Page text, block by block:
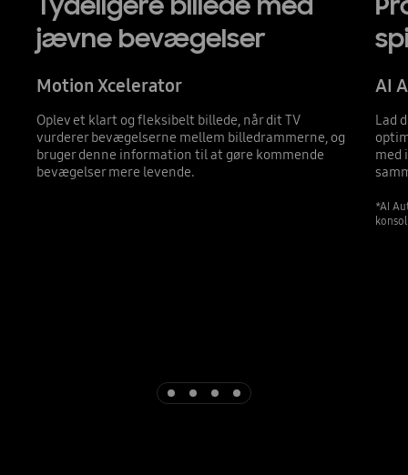
jævne bevægelser
Motion Xcelerator
Oplev et klart og fleksibelt billede, når dit TV
vurderer bevægelserne mellem billedrammerne, og
bruger denne information til at gøre kommende
bevægelser mere levende.
AI
Lad
med
*AI